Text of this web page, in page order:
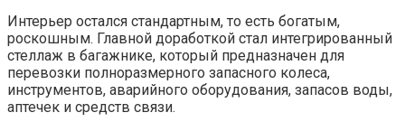
Интерьер остался стандартным, то есть богатым,
роскошным. Главной доработкой стал интегрированный
стеллаж в багажнике, который предназначен для
перевозки полноразмерного запасного колеса,
инструментов, аварийного оборудования, запасов воды,
аптечек и средств связи.